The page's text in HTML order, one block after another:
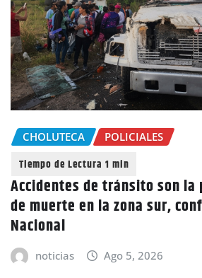
CHOLUTECA POLICIALES
Accidentes de tránsito son la
de muerte en la zona sur,
Nacional
noticias Ago 5, 2026